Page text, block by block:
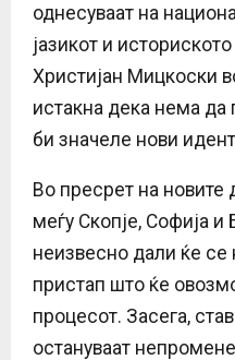
однесуваат на
јазикот и
Христијан Мицкоски
истакна дека нема
би значеле нови
Во пресрет на новите
меѓу Скопје, Софија и
неизвесно дали ќе се
пристап што ќе
процесот. Засега,
остануваат